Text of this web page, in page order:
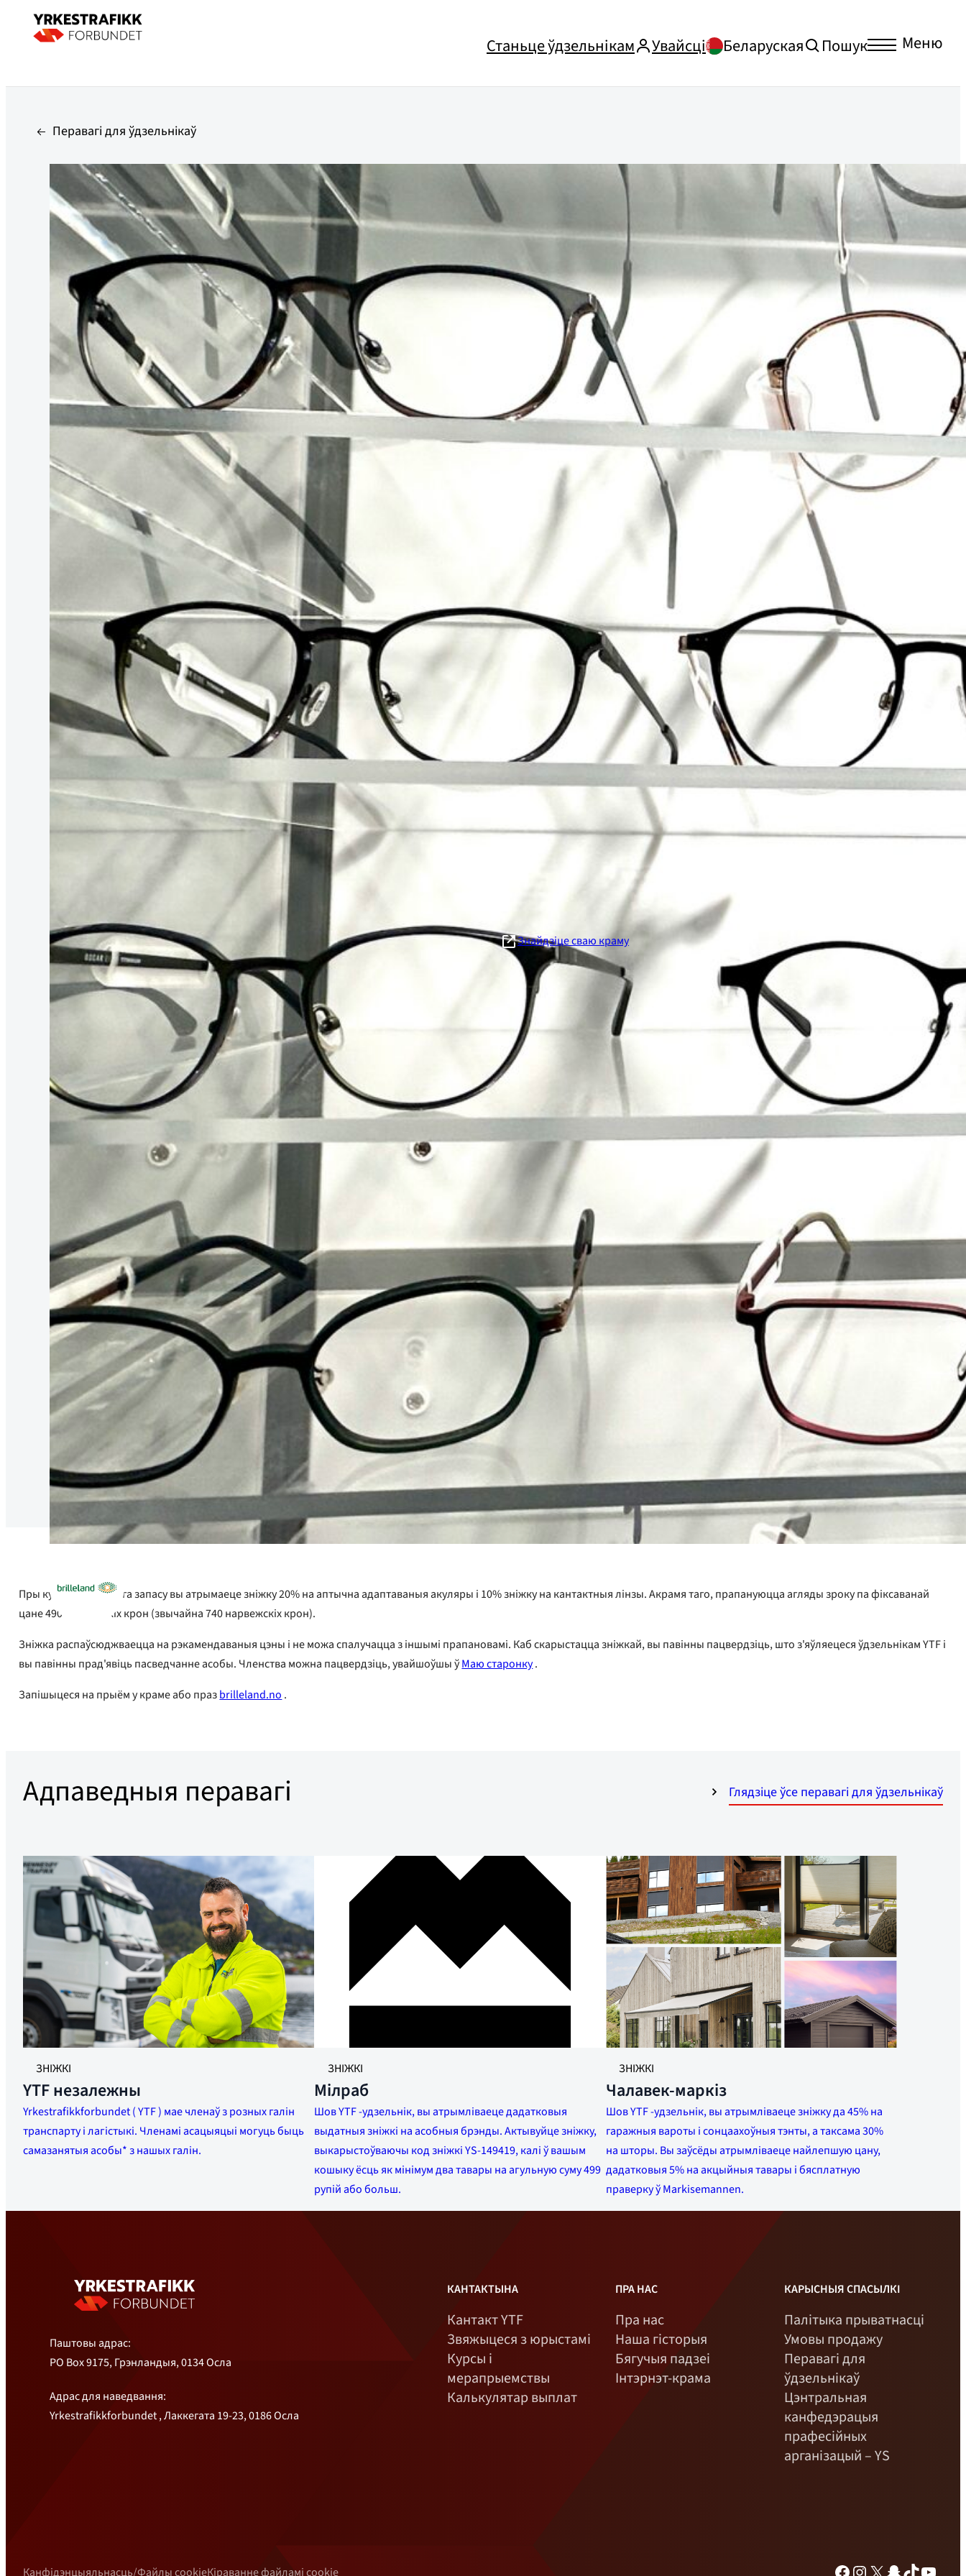
Станьце ўдзельнікам Увайсці Беларуская Пошук Меню
Перавагі для ўдзельнікаў
Гласслэнд
Шов YTF Як удзельнік, вы атрымліваеце выдатныя
зніжкі ў Brilleland на акуляры, кантактныя лінзы і
агляды зроку.
Знайдзіце сваю краму
Пры куплі 6-месячнага запасу вы атрымаеце зніжку 20% на аптычна адаптаваныя акуляры і 10% зніжку на кантактныя лінзы. Акрамя таго, прапануюцца агляды зроку па фіксаванай
цане 490 нарвежскіх крон (звычайна 740 нарвежскіх крон).
Зніжка распаўсюджваецца на рэкамендаваныя цэны і не можа спалучацца з іншымі прапановамі. Каб скарыстацца зніжкай, вы павінны пацвердзіць, што з'яўляецеся ўдзельнікам YTF і
вы павінны прад'явіць пасведчанне асобы. Членства можна пацвердзіць, увайшоўшы ўМаю старонку.
Запішыцеся на прыём у краме або празbrilleland.no .
Адпаведныя перавагі Глядзіце ўсе перавагі для ўдзельнікаў
ЗНІЖКІ
YTF незалежны
Yrkestrafikkforbundet ( YTF ) мае членаў з розных галін
транспарту і лагістыкі. Членамі асацыяцыі могуць быць
самазанятыя асобы* з нашых галін.
ЗНІЖКІ
Мілраб
Шов YTF -удзельнік, вы атрымліваеце дадатковыя
выдатныя зніжкі на асобныя брэнды. Актывуйце зніжку,
выкарыстоўваючы код зніжкі YS-149419, калі ў вашым
кошыку ёсць як мінімум два тавары на агульную суму 499
рупій або больш.
ЗНІЖКІ
Чалавек-маркіз
Шов YTF -удзельнік, вы атрымліваеце зніжку да 45% на
гаражныя вароты і сонцаахоўныя тэнты, а таксама 30%
на шторы. Вы заўсёды атрымліваеце найлепшую цану,
дадатковыя 5% на акцыйныя тавары і бясплатную
праверку ў Markisemannen.
Паштовы адрас:
PO Box 9175, Грэнландыя, 0134 Осла
Адрас для наведвання:
Yrkestrafikkforbundet , Лаккегата 19-23, 0186 Осла
КАНТАКТЫНА
Кантакт YTF
Звяжыцеся з юрыстамі
Курсы і
мерапрыемствы
Калькулятар выплат
ПРА НАС
Пра нас
Наша гісторыя
Бягучыя падзеі
Інтэрнэт-крама
КАРЫСНЫЯ СПАСЫЛКІ
Палітыка прыватнасці
Умовы продажу
Перавагі для
ўдзельнікаў
Цэнтральная
канфедэрацыя
прафесійных
арганізацый – YS
Канфідэнцыяльнасць/Файлы cookieКіраванне файламі cookie